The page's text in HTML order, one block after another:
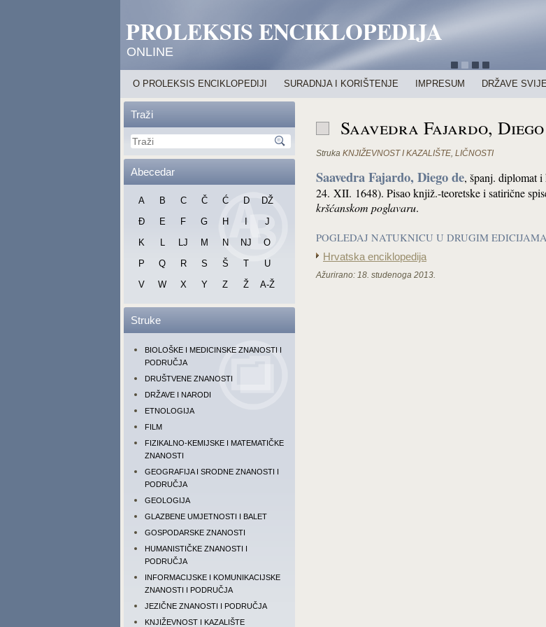
PROLEKSIS ENCIKLOPEDIJA
ONLINE
O PROLEKSIS ENCIKLOPEDIJI SURADNJA I KORIŠTENJE IMPRESUM DRŽAVE
Traži
Abecedar
A B C Č Ć D
DŽ
Đ
E F G H
J
K
L LJ M N NJ
O
P
Q R S Š T
U
V
W X Y Z Ž A-Ž
Struke
BIOLOŠKE I MEDICINSKE ZNANOSTI I
PODRUČJA
DRUŠTVENE ZNANOSTI
DRŽAVE I NARODI
ETNOLOGIJA
FILM
FIZIKALNO-KEMIJSKE I MATEMATIČKE
ZNANOSTI
GEOGRAFIJA I SRODNE ZNANOSTI I
PODRUČJA
GEOLOGIJA
GLAZBENE UMJETNOSTI I BALET
GOSPODARSKE ZNANOSTI
HUMANISTIČKE ZNANOSTI I
PODRUČJA
INFORMACIJSKE I KOMUNIKACIJSKE
ZNANOSTI I PODRUČJA
JEZIČNE ZNANOSTI I PODRUČJA
KNJIŽEVNOST I KAZALIŠTE
Saavedra Fajardo,
Struka KNJIŽEVNOST I KAZALIŠTE, LIČNOSTI
Saavedra Fajardo, Diego de, španj. diplomat
24. XII. 1648). Pisao knjiž.-teoretske i satirične
kršćanskom poglavaru.
POGLEDAJ NATUKNICU U DRUGIM
Hrvatska enciklopedija
Ažurirano: 18. studenoga 2013.